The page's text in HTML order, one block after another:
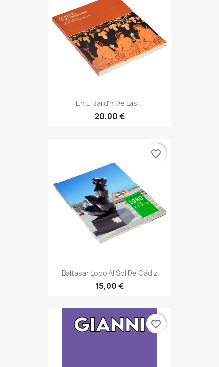
En El Jardín De Las...
20,00 €
Baltasar Lobo Al Sol De Cádiz
15,00 €
favorite_border
favorite_border